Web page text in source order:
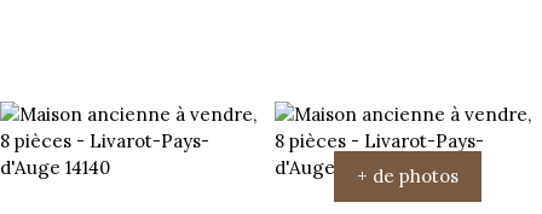
+ de photos